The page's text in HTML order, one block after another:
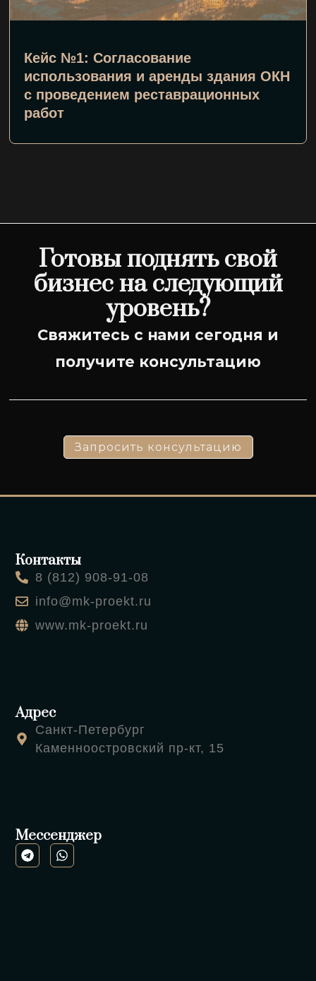
Кейс №1: Согласование
использования и аренды здания ОКН
с проведением реставрационных
работ
Готовы поднять свой
бизнес на следующий
уровень?
Свяжитесь с нами сегодня и
получите консультацию
Запросить консультацию
Контакты
8 (812) 908-91-08
info@mk-proekt.ru
www.mk-proekt.ru
Адрес
Санкт-Петербург
Каменноостровский пр-кт, 15
Мессенджер